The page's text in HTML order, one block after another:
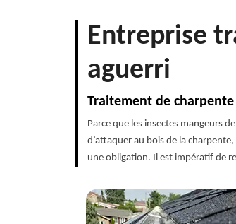
Entreprise
aguerri
Traitement de
Parce que les insectes mangeurs
d’attaquer au bois de la
une obligation. Il est impératif de